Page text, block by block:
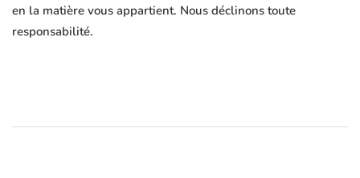
en la matière vous appartient. Nous déclinons toute
responsabilité.